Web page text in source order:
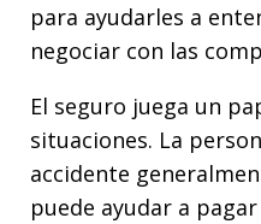
para ayudarles a
negociar con las
El seguro juega un
situaciones. La
accidente
puede ayudar a